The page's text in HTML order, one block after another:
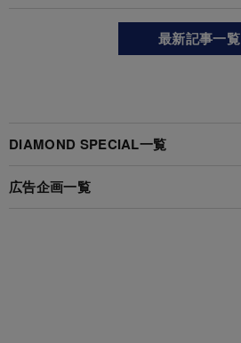
最新記事一覧
DIAMOND SPECIAL一覧
広告企画一覧